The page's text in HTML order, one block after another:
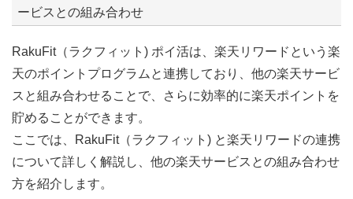
ービスとの組み合わせ
RakuFit（ラクフィット) ポイ活は、楽天リワードという楽
天のポイントプログラムと連携しており、他の楽天サービ
スと組み合わせることで、さらに効率的に楽天ポイントを
貯めることができます。
ここでは、RakuFit（ラクフィット) と楽天リワードの連携
について詳しく解説し、他の楽天サービスとの組み合わせ
方を紹介します。